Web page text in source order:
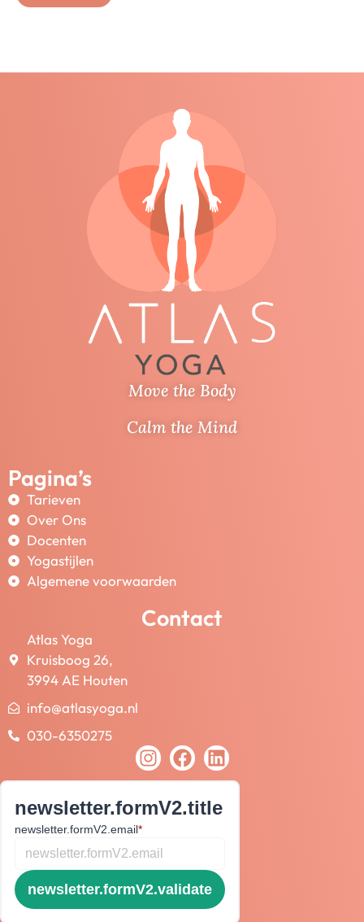
Move the Body
Calm the Mind
Pagina’s
Tarieven
Over Ons
Docenten
Yogastijlen
Algemene voorwaarden
Contact
Atlas Yoga
Kruisboog 26,
3994 AE Houten
info@atlasyoga.nl
030-6350275
newsletter.formV2.title
newsletter.formV2.email*
newsletter.formV2.validate